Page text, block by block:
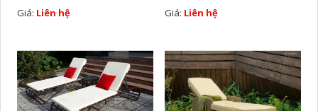
Giá: Liên hệ Giá: Liên hệ